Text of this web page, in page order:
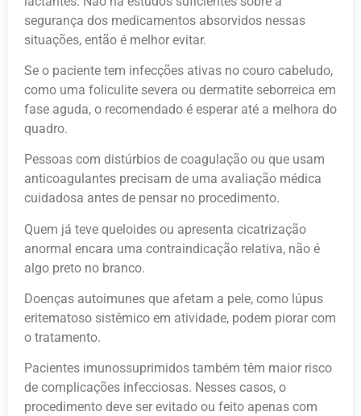
segurança dos medicamentos absorvidos nessas
situações, então é melhor evitar.
Se o paciente tem infecções ativas no couro cabeludo,
como uma foliculite severa ou dermatite seborreica em
fase aguda, o recomendado é esperar até a melhora do
quadro.
Pessoas com distúrbios de coagulação ou que usam
anticoagulantes precisam de uma avaliação médica
cuidadosa antes de pensar no procedimento.
Quem já teve queloides ou apresenta cicatrização
anormal encara uma contraindicação relativa, não é
algo preto no branco.
Doenças autoimunes que afetam a pele, como lúpus
eritematoso sistêmico em atividade, podem piorar com
o tratamento.
Pacientes imunossuprimidos também têm maior risco
de complicações infecciosas. Nesses casos, o
procedimento deve ser evitado ou feito apenas com